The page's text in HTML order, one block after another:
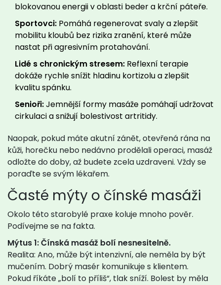
blokovanou energii v oblasti beder a krční páteře.
Sportovci: Pomáhá regenerovat svaly a zlepšit
mobilitu kloubů bez rizika zranění, které může
nastat při agresivním protahování.
Lidé s chronickým stresem: Reflexní terapie
dokáže rychle snížit hladinu kortizolu a zlepšit
kvalitu spánku.
Senioři:Jemnější formy masáže pomáhají udržovat
cirkulaci a snižují bolestivost artritidy.
Naopak, pokud máte akutní zánět, otevřená rána na
kůži, horečku nebo nedávno prodělali operaci, masáž
odložte do doby, až budete zcela uzdraveni. Vždy se
poraďte se svým lékařem.
Časté mýty o čínské masáži
Okolo této starobylé praxe koluje mnoho pověr.
Podívejme se na fakta.
Mýtus 1: Čínská masáž bolí nesnesitelně.
Realita: Ano, může být intenzivní, ale neměla by být
mučením. Dobrý masér komunikuje s klientem.
Pokud říkáte „bolí to příliš“, tlak sníží. Bolest by měla